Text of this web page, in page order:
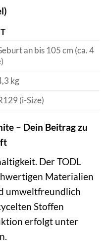
an bis 105 cm (ca. 4
kg
(i-Size)
– Dein Beitrag zu
Der TODL
Materialien
umweltfreundlich
Stoffen
erfolgt unter